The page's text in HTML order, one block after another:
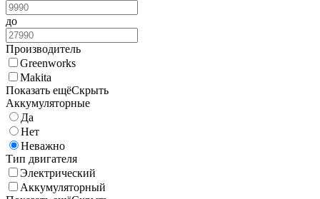
до
Производитель
Greenworks
Makita
Показать ещёСкрыть
Аккумуляторные
Да
Нет
Неважно
Тип двигателя
Электрический
Аккумуляторный